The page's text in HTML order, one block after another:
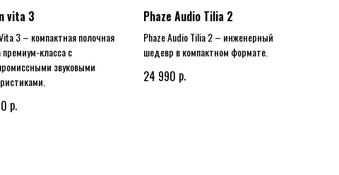
vita 3
3 – компактная полочная
премиум-класса с
звуковыми
р.
Phaze Audio Tilia 2
Phaze Audio Tilia 2 – инженерный
шедевр в компактном формате.
24 990 р.